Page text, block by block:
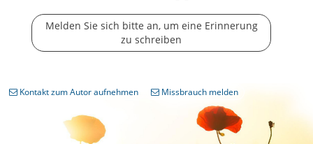
Melden Sie sich bitte an, um eine Erinnerung
zu schreiben
Kontakt zum Autor aufnehmen Missbrauch melden